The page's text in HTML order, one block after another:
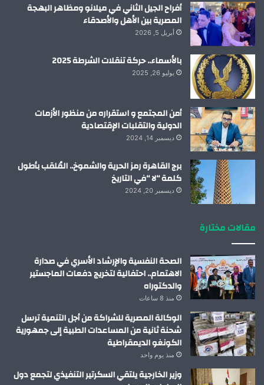
أفراح الجيل الثاني في ميلانو ومظاهر البهجة
المصرية بين الأهل والأصدقاء
أبريل 5, 2026
بالأسماء.. حركة تنقلات الشرطة 2025
يوليو 26, 2025
أمن المجتمع و استقراره من منظور الأزمات
الدولية والتقلبات الإقتصادية
ديسمبر 14, 2024
برج القاهرة رمز الحرية والشموخ.. المُلقب بأطول
كلمة “لا “في التاريخ
ديسمبر 20, 2024
مقالات مختارة
الصحة النفسية والإرشاد الأسري في صدارة
الاهتمام.. احتفالية لتخريج دفعات الماجستير
والدكتوراه
منذ 8 ساعات
الوكالة المصرية للشراكة من أجل التنمية ترسل
شحنة ثانية من المساعدات الطبية إلى جمهورية
الكونغو الديمقراطية
منذ يوم واحد
وزير الخارجية يلتقي السكرتير التنفيذي لتجمع دول